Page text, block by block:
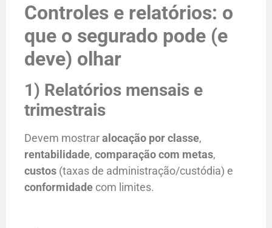
Controles e relatórios: o
que o segurado pode (e
deve) olhar
1) Relatórios mensais e
trimestrais
Devem mostraralocação por classe,
rentabilidade, comparação com metas,
custos (taxas de administração/custódia) e
conformidade com limites.